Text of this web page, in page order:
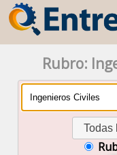
Rubro:
Todas